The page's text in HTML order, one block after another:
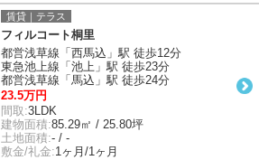
賃貸｜テラス
フィルコート桐里
都営浅草線「西馬込」駅 徒歩12分
東急池上線「池上」駅 徒歩23分
都営浅草線「馬込」駅 徒歩24分
23.5万円
間取:3LDK
建物面積:85.29㎡ / 25.80坪
土地面積:- / -
敷金/礼金:1ヶ月/1ヶ月